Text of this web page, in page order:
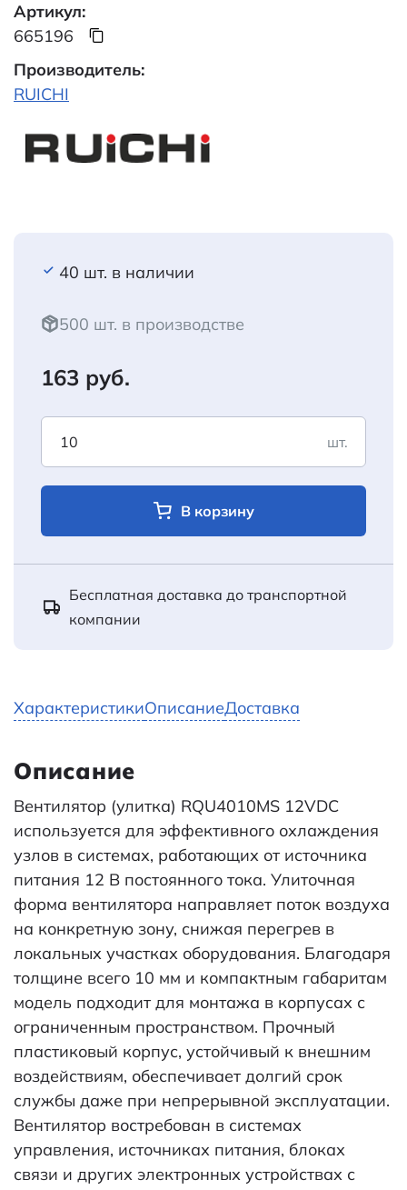
Артикул:
665196
Производитель:
RUICHI
40 шт. в наличии
500 шт. в производстве
163 руб.
шт.
В корзину
Бесплатная доставка до транспортной
компании
ХарактеристикиОписаниеДоставка
Описание
Вентилятор (улитка) RQU4010MS 12VDC
используется для эффективного охлаждения
узлов в системах, работающих от источника
питания 12 В постоянного тока. Улиточная
форма вентилятора направляет поток воздуха
на конкретную зону, снижая перегрев в
локальных участках оборудования. Благодаря
толщине всего 10 мм и компактным габаритам
модель подходит для монтажа в корпусах с
ограниченным пространством. Прочный
пластиковый корпус, устойчивый к внешним
воздействиям, обеспечивает долгий срок
службы даже при непрерывной эксплуатации.
Вентилятор востребован в системах
управления, источниках питания, блоках
связи и других электронных устройствах с